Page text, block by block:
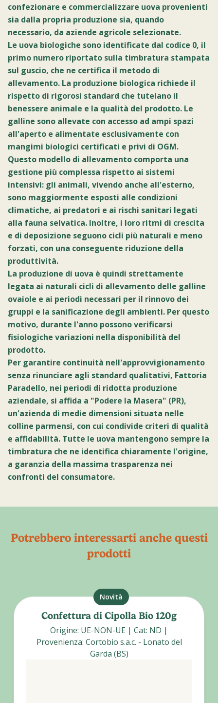
confezionare e commercializzare uova provenienti
sia dalla propria produzione sia, quando
necessario, da aziende agricole selezionate.
Le uova biologiche sono identificate dal codice 0, il
primo numero riportato sulla timbratura stampata
sul guscio, che ne certifica il metodo di
allevamento. La produzione biologica richiede il
rispetto di rigorosi standard che tutelano il
benessere animale e la qualità del prodotto. Le
galline sono allevate con accesso ad ampi spazi
all'aperto e alimentate esclusivamente con
mangimi biologici certificati e privi di OGM.
Questo modello di allevamento comporta una
gestione più complessa rispetto ai sistemi
intensivi: gli animali, vivendo anche all'esterno,
sono maggiormente esposti alle condizioni
climatiche, ai predatori e ai rischi sanitari legati
alla fauna selvatica. Inoltre, i loro ritmi di crescita
e di deposizione seguono cicli più naturali e meno
forzati, con una conseguente riduzione della
produttività.
La produzione di uova è quindi strettamente
legata ai naturali cicli di allevamento delle galline
ovaiole e ai periodi necessari per il rinnovo dei
gruppi e la sanificazione degli ambienti. Per questo
motivo, durante l'anno possono verificarsi
fisiologiche variazioni nella disponibilità del
prodotto.
Per garantire continuità nell'approvvigionamento
senza rinunciare agli standard qualitativi, Fattoria
Paradello, nei periodi di ridotta produzione
aziendale, si affida a "Podere la Masera" (PR),
un'azienda di medie dimensioni situata nelle
colline parmensi, con cui condivide criteri di qualità
e affidabilità. Tutte le uova mantengono sempre la
timbratura che ne identifica chiaramente l'origine,
a garanzia della massima trasparenza nei
confronti del consumatore.
Potrebbero interessarti anche questi
prodotti
Confettura di Cipolla Bio 120g
Origine: UE-NON-UE | Cat: ND |
Provenienza: Cortobio s.a.c. - Lonato del
Garda (BS)
Novità